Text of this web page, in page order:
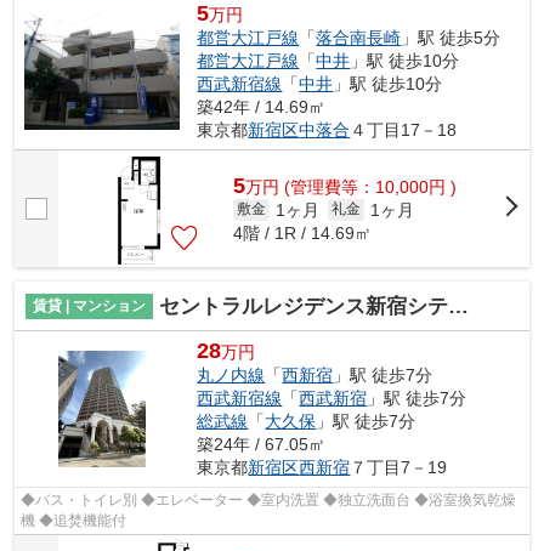
5万円
都営大江戸線 「落合南長崎 」駅 徒歩5分
都営大江戸線 「中井 」駅 徒歩10分
西武新宿線 「中井 」駅 徒歩10分
築42年 / 14.69㎡
東京都新宿区中落合 ４丁目17－18
5万円 (管理費等：10,000円 )
敷金 1ヶ月 礼金
1ヶ月
4階 / 1R / 14.69㎡
賃貸 | マンション セントラルレジデンス新宿シティタワー
28万円
丸ノ内線 「西新宿 」駅 徒歩7分
西武新宿線 「西武新宿 」駅 徒歩7分
総武線 「大久保 」駅 徒歩7分
築24年 / 67.05㎡
東京都新宿区西新宿 ７丁目7－19
◆バス・トイレ別 ◆エレベーター ◆室内洗置 ◆独立洗面台 ◆浴室換気乾燥
機 ◆追焚機能付